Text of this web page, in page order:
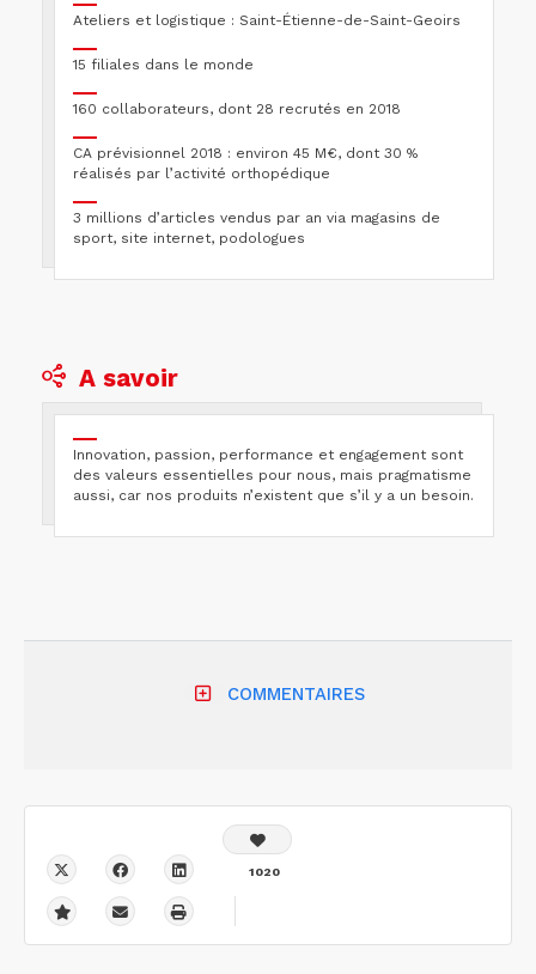
Ateliers et logistique : Saint-Étienne-de-Saint-Geoirs
15 filiales dans le monde
160 collaborateurs, dont 28 recrutés en 2018
CA prévisionnel 2018 : environ 45 M€, dont 30 %
réalisés par l’activité orthopédique
3 millions d’articles vendus par an via magasins de
sport, site internet, podologues
A savoir
Innovation, passion, performance et engagement sont
des valeurs essentielles pour nous, mais pragmatisme
aussi, car nos produits n’existent que s’il y a un besoin.
COMMENTAIRES
1020